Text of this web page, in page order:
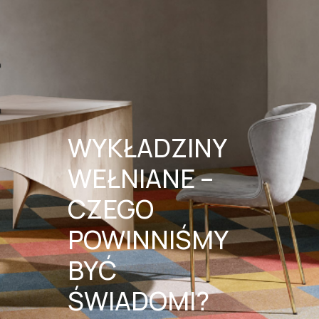
WYKŁADZINY
WEŁNIANE –
CZEGO
POWINNIŚMY
BYĆ
ŚWIADOMI?